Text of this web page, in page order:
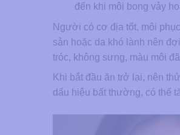
đến khi môi bong vảy
Người có cơ địa tốt, môi
sản hoặc da khó lành nên
tróc, không sưng, màu môi
Khi bắt đầu ăn trở lại, nên
dấu hiệu bất thường, có thể